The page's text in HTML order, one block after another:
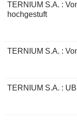
TERNIUM S.A. :
hochgestuft
TERNIUM S.A. :
TERNIUM S.A. :